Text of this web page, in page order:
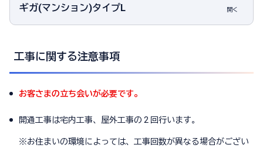
ギガ(マンション)タイプL
開く
工事に関する注意事項
お客さまの立ち会いが必要です。
開通工事は宅内工事、屋外工事の 2 回行います。
※お住まいの環境によっては、工事回数が異なる場合がござい